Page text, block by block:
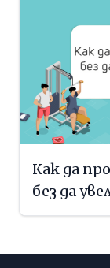
Как да
без да